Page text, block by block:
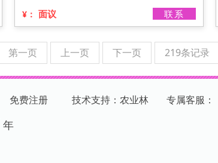
¥： 面议 联系
第一页 上一页 下一页 219条记录
免费注册 技术支持：农业林 专属客服 ：
年